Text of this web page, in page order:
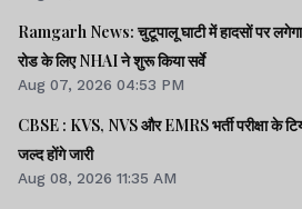
Ramgarh News: चुटूपालू घाटी में हादसों पर
रोड के लिए NHAI ने शुरू किया सर्वे
Aug 07, 2026 04:53 PM
CBSE : KVS, NVS और EMRS भर्ती परीक्षा के टियर-II परिणाम
जल्द होंगे जारी
Aug 08, 2026 11:35 AM